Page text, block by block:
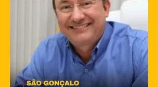
Salgueiro, em São Gonçalo, aproveitando
momentos de lazer na...